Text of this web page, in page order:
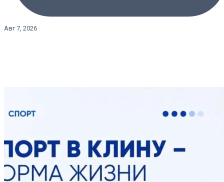
Авг 7, 2026